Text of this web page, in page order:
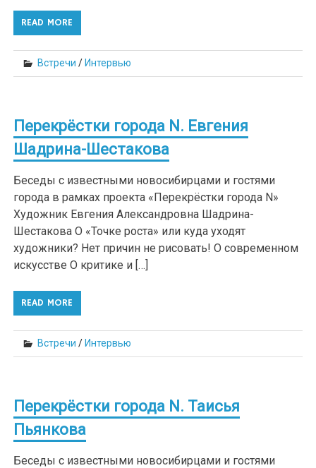
READ MORE
Встречи / Интервью
Перекрёстки города N. Евгения
Шадрина-Шестакова
Беседы с известными новосибирцами и гостями
города в рамках проекта «Перекрёстки города N»
Художник Евгения Александровна Шадрина-
Шестакова О «Точке роста» или куда уходят
художники? Нет причин не рисовать! О современном
искусстве О критике и […]
READ MORE
Встречи / Интервью
Перекрёстки города N. Таисья
Пьянкова
Беседы с известными новосибирцами и гостями